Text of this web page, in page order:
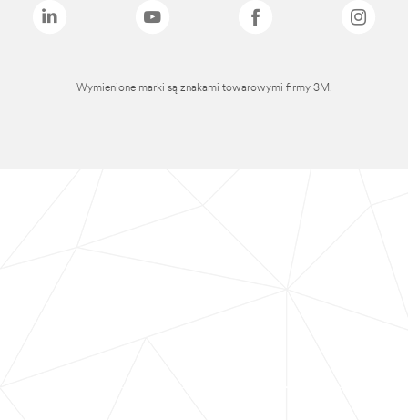
Wymienione marki są znakami towarowymi firmy 3M.